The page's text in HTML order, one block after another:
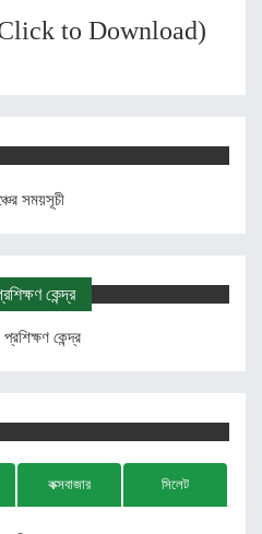
(Click to Download)
কেন্দ্র
কক্সবাজার সিলেট